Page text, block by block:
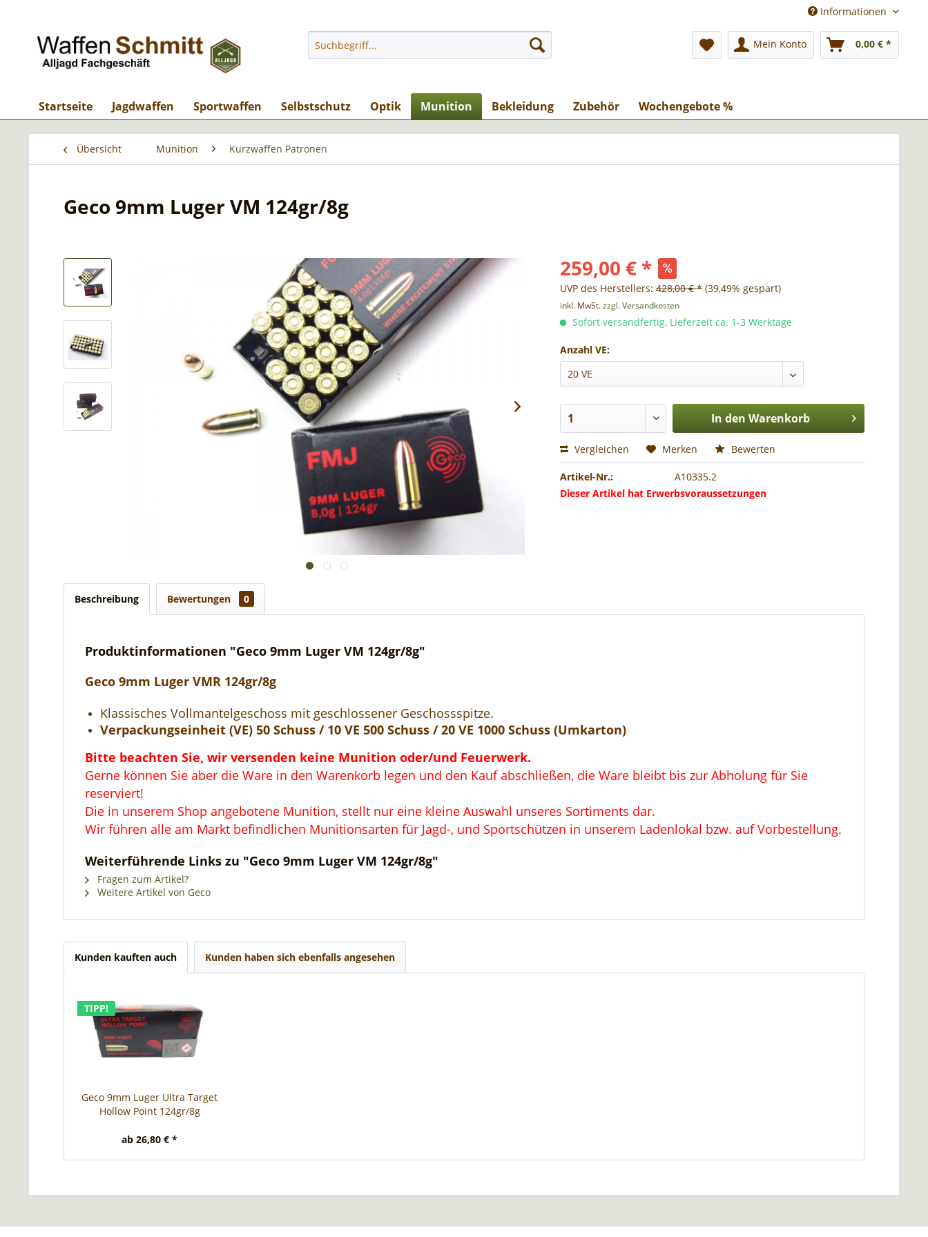
Informationen
Mein Konto 0,00 € *
Startseite Jagdwaffen Sportwaffen Selbstschutz Optik Munition Bekleidung Zubehör Wochengebote %
Übersicht Munition Kurzwaffen Patronen
Geco 9mm Luger VM 124gr/8g
259,00 € *
UVP des Herstellers:428,00 € * (39,49% gespart)
inkl. MwSt.zzgl. Versandkosten
Sofort versandfertig, Lieferzeit ca. 1-3 Werktage
Anzahl VE:
In den Warenkorb
Vergleichen Merken Bewerten
Artikel-Nr.:
A10335.2
Dieser Artikel hat Erwerbsvoraussetzungen
Beschreibung Bewertungen 0
Produktinformationen "Geco 9mm Luger VM 124gr/8g"
Geco 9mm Luger VMR 124gr/8g
Klassisches Vollmantelgeschoss mit geschlossener Geschossspitze.
Verpackungseinheit (VE) 50 Schuss / 10 VE 500 Schuss / 20 VE 1000 Schuss (Umkarton)
Bitte beachten Sie, wir versenden keine Munition oder/und Feuerwerk.
Gerne können Sie aber die Ware in den Warenkorb legen und den Kauf abschließen, die Ware bleibt bis zur Abholung für Sie
reserviert!
Die in unserem Shop angebotene Munition, stellt nur eine kleine Auswahl unseres Sortiments dar.
Wir führen alle am Markt befindlichen Munitionsarten für Jagd-, und Sportschützen in unserem Ladenlokal bzw. auf Vorbestellung.
Weiterführende Links zu "Geco 9mm Luger VM 124gr/8g"
Fragen zum Artikel?
Weitere Artikel von Geco
Kunden kauften auch Kunden haben sich ebenfalls angesehen
TIPP!
Geco 9mm Luger Ultra Target
Hollow Point 124gr/8g
ab 26,80 € *